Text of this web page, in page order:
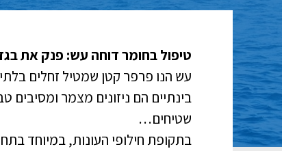
טיפול בחומר דוחה עש: פנק את
עש הנו פרפר קטן שמטיל זחלים
בינתיים הם ניזונים מצמר
שטיחים…
בתקופת חילופי העונות, במיוחד